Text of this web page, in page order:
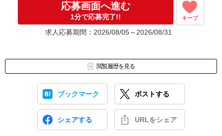
応募⇒最短で2日後からの勤務も可能です！
応募画面へ進む
1分で応募完了!! キープ
求人応募期間：2026/08/05～2026/08/31
閲覧履歴を見る
ブックマーク ポストする
シェアする URLをシェア